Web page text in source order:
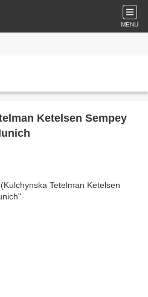
MENU
Ketelsen Sempey